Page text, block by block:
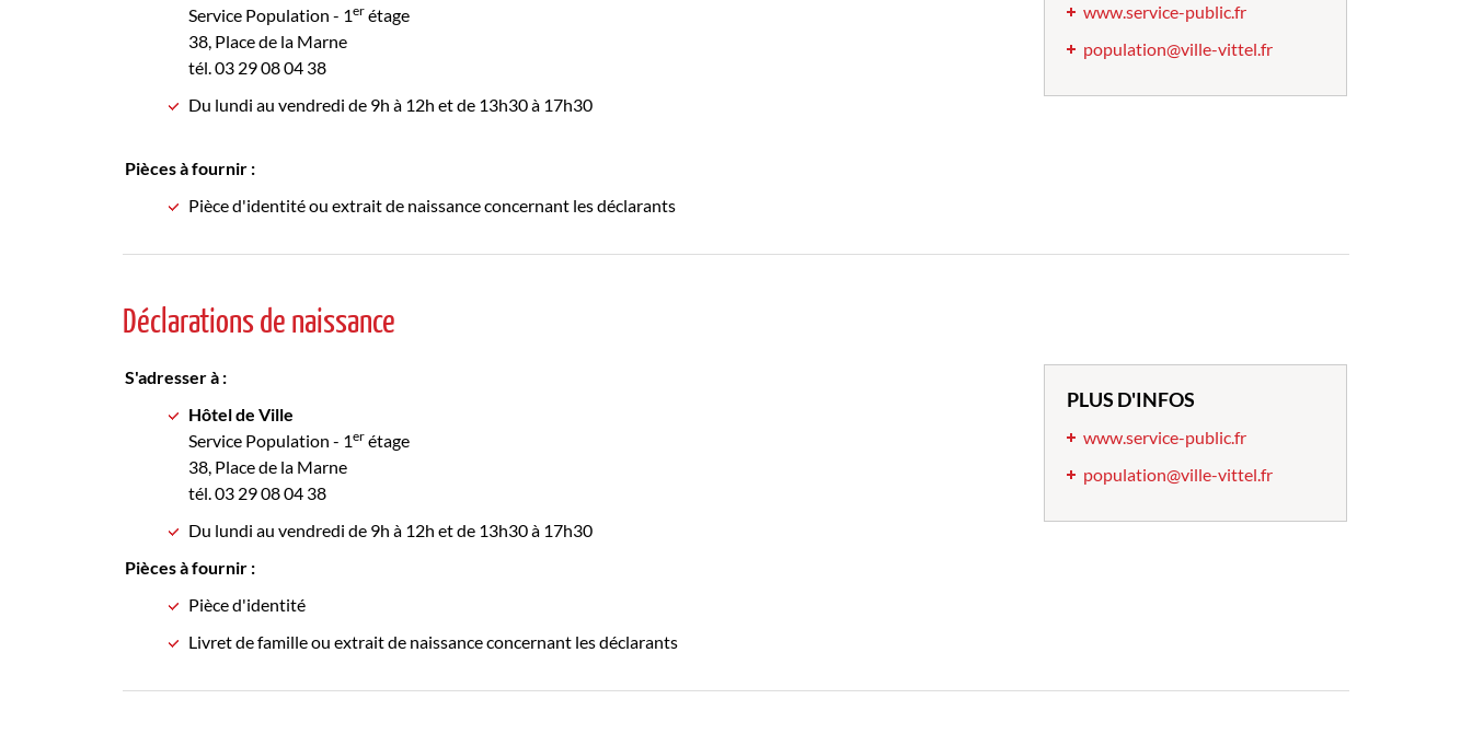
Service Population - 1er étage
38, Place de la Marne
tél. 03 29 08 04 38
Du lundi au vendredi de 9h à 12h et de 13h30 à 17h30
Pièces à fournir :
Pièce d'identité ou extrait de naissance concernant les déclarants
www.service-public.fr
population@ville-vittel.fr
Déclarations de naissance
S'adresser à :
Hôtel de Ville
Service Population - 1er étage
38, Place de la Marne
tél. 03 29 08 04 38
Du lundi au vendredi de 9h à 12h et de 13h30 à 17h30
Pièces à fournir :
Pièce d'identité
Livret de famille ou extrait de naissance concernant les déclarants
PLUS D'INFOS
www.service-public.fr
population@ville-vittel.fr